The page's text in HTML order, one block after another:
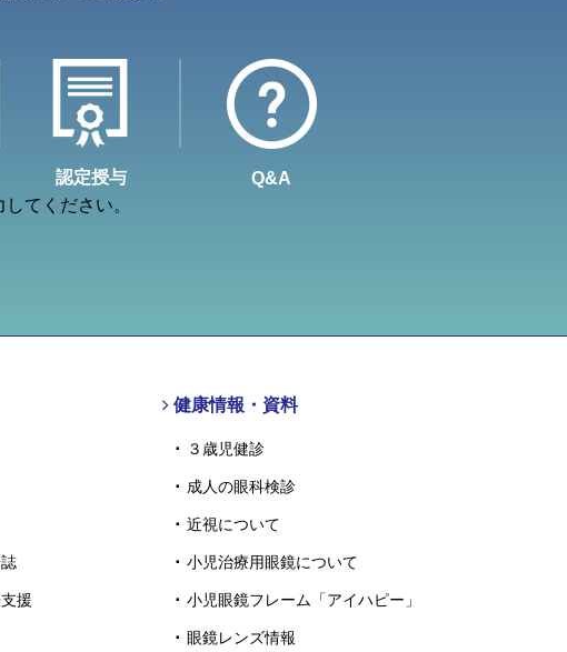
認定授与
Q&A
てください。
援
健康情報・資料
３歳児健診
成人の眼科検診
近視について
小児治療用眼鏡について
小児眼鏡フレーム「アイハピー」
眼鏡レンズ情報